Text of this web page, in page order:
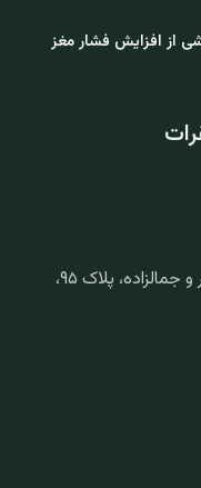
از افزایش فشار مغز
تهران، بلوار کشاورز، بین خیابان کارگر و جمالزاده، پلاک ۹۵،